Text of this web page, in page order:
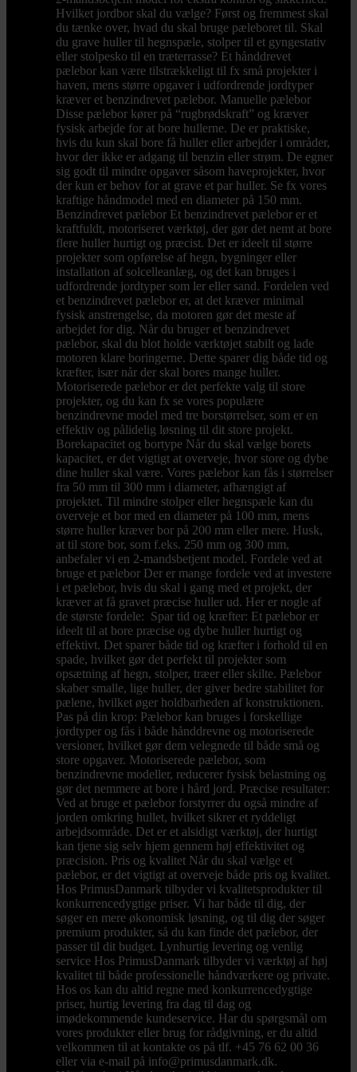
Hvilket jordbor skal du vælge? Først og fremmest skal
du tænke over, hvad du skal bruge pæleboret til. Skal
du grave huller til hegnspæle, stolper til et gyngestativ
eller stolpesko til en træterrasse? Et hånddrevet
pælebor kan være tilstrækkeligt til fx små projekter i
haven, mens større opgaver i udfordrende jordtyper
kræver et benzindrevet pælebor. Manuelle pælebor
Disse pælebor kører på “rugbrødskraft” og kræver
fysisk arbejde for at bore hullerne. De er praktiske,
hvis du kun skal bore få huller eller arbejder i områder,
hvor der ikke er adgang til benzin eller strøm. De egner
sig godt til mindre opgaver såsom haveprojekter, hvor
der kun er behov for at grave et par huller. Se fx vores
kraftige håndmodel med en diameter på 150 mm.
Benzindrevet pælebor Et benzindrevet pælebor er et
kraftfuldt, motoriseret værktøj, der gør det nemt at bore
flere huller hurtigt og præcist. Det er ideelt til større
projekter som opførelse af hegn, bygninger eller
installation af solcelleanlæg, og det kan bruges i
udfordrende jordtyper som ler eller sand. Fordelen ved
et benzindrevet pælebor er, at det kræver minimal
fysisk anstrengelse, da motoren gør det meste af
arbejdet for dig. Når du bruger et benzindrevet
pælebor, skal du blot holde værktøjet stabilt og lade
motoren klare boringerne. Dette sparer dig både tid og
kræfter, især når der skal bores mange huller.
Motoriserede pælebor er det perfekte valg til store
projekter, og du kan fx se vores populære
benzindrevne model med tre borstørrelser, som er en
effektiv og pålidelig løsning til dit store projekt.
Borekapacitet og bortype Når du skal vælge borets
kapacitet, er det vigtigt at overveje, hvor store og dybe
dine huller skal være. Vores pælebor kan fås i størrelser
fra 50 mm til 300 mm i diameter, afhængigt af
projektet. Til mindre stolper eller hegnspæle kan du
overveje et bor med en diameter på 100 mm, mens
større huller kræver bor på 200 mm eller mere. Husk,
at til store bor, som f.eks. 250 mm og 300 mm,
anbefaler vi en 2-mandsbetjent model. Fordele ved at
bruge et pælebor Der er mange fordele ved at investere
i et pælebor, hvis du skal i gang med et projekt, der
kræver at få gravet præcise huller ud. Her er nogle af
de største fordele: Spar tid og kræfter: Et pælebor er
ideelt til at bore præcise og dybe huller hurtigt og
effektivt. Det sparer både tid og kræfter i forhold til en
spade, hvilket gør det perfekt til projekter som
opsætning af hegn, stolper, træer eller skilte. Pælebor
skaber smalle, lige huller, der giver bedre stabilitet for
pælene, hvilket øger holdbarheden af konstruktionen.
Pas på din krop: Pælebor kan bruges i forskellige
jordtyper og fås i både hånddrevne og motoriserede
versioner, hvilket gør dem velegnede til både små og
store opgaver. Motoriserede pælebor, som
benzindrevne modeller, reducerer fysisk belastning og
gør det nemmere at bore i hård jord. Præcise resultater:
Ved at bruge et pælebor forstyrrer du også mindre af
jorden omkring hullet, hvilket sikrer et ryddeligt
arbejdsområde. Det er et alsidigt værktøj, der hurtigt
kan tjene sig selv hjem gennem høj effektivitet og
præcision. Pris og kvalitet Når du skal vælge et
pælebor, er det vigtigt at overveje både pris og kvalitet.
Hos PrimusDanmark tilbyder vi kvalitetsprodukter til
konkurrencedygtige priser. Vi har både til dig, der
søger en mere økonomisk løsning, og til dig der søger
premium produkter, så du kan finde det pælebor, der
passer til dit budget. Lynhurtig levering og venlig
service Hos PrimusDanmark tilbyder vi værktøj af høj
kvalitet til både professionelle håndværkere og private.
Hos os kan du altid regne med konkurrencedygtige
priser, hurtig levering fra dag til dag og
imødekommende kundeservice. Har du spørgsmål om
vores produkter eller brug for rådgivning, er du altid
velkommen til at kontakte os på tlf. +45 76 62 00 36
eller via e-mail på info@primusdanmark.dk.